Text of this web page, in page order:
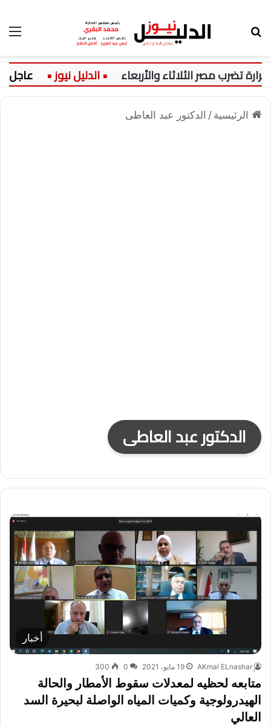
مصر الثلاثاء والأربعاء عاجل:
الرئيسية / الدكتور عبد العاطى
الدكتور عبد العاطى
أخبار
19 مايو، 2021 0
300
متابعه لحظيه لمعدلات سقوط الأمطار والحالة
الهيدرولوجية وكميات المياه الواصلة لبحيرة السد
العالي